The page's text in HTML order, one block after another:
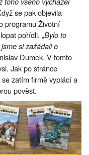
se pak objevila
programu Životní
pořídli. „Bylo to
si zažádali o
Dumek. V tomto
Jak po stránce
zatím firmě vyplácí a
pověst.